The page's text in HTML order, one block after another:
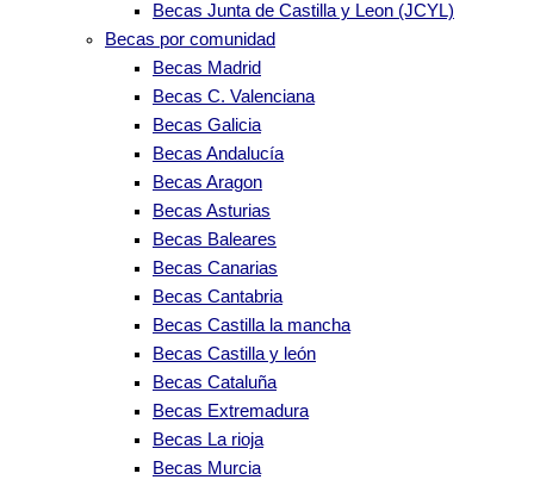
Becas Junta de Castilla y Leon (JCYL)
Becas por comunidad
Becas Madrid
Becas C. Valenciana
Becas Galicia
Becas Andalucía
Becas Aragon
Becas Asturias
Becas Baleares
Becas Canarias
Becas Cantabria
Becas Castilla la mancha
Becas Castilla y león
Becas Cataluña
Becas Extremadura
Becas La rioja
Becas Murcia